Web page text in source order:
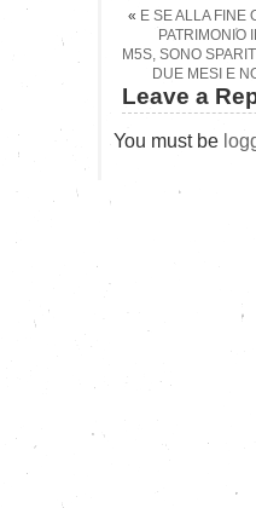
« E SE ALLA FINE
PATRIMONIO
M5S, SONO
DUE MESI E
Leave a
You must be